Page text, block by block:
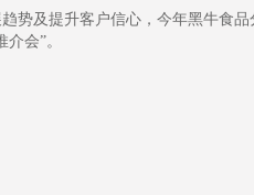
势及提升客户信心，今年黑牛食品
会”。